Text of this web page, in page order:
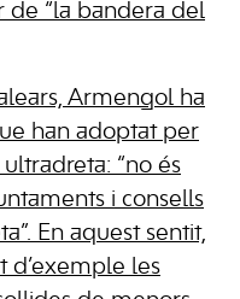
de “la bandera del
Armengol ha
han adoptat per
“no és
i consells
En aquest sentit,
d’exemple les